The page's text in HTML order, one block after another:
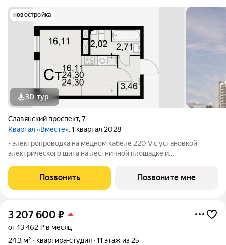
новостройка
3D-тур
Славянский проспект,7
Квартал «Вместе», 1 квартал 2028
- электропроводка на медном кабеле 220 V с установкой
электрического щита на лестничной площадке и
стен, кроме стен лоджий, откосов дверных и оконных
проемов, ниш прохождения стояков
Позвонить Позвоните мне
3 207 600 ₽
от 13 462 ₽ в месяц
24,3 м²
квартира-студия 11 этаж из 25